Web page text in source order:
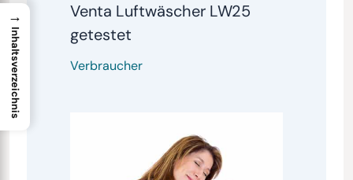
Venta Luftwäscher LW25
getestet
Verbraucher
→
Inhaltsverzeichnis